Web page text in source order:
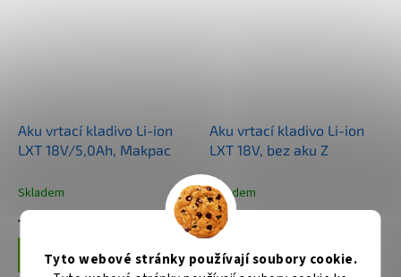
Tyto webové stránky používají soubory cookie.
Aku vrtací kladivo Li-ion
LXT 18V/5,0Ah, Makpac
Skladem
10 994 Kč
Do košíku
Aku vrtací kladivo Li-ion
LXT 18V, bez aku Z
Skladem
4 256 Kč
Do košíku